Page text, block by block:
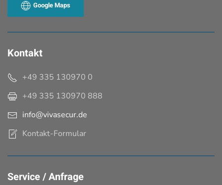
Google Maps
Kontakt
+49 335 130970 0
+49 335 130970 888
info@vivasecur.de
Kontakt-Formular
Service / Anfrage